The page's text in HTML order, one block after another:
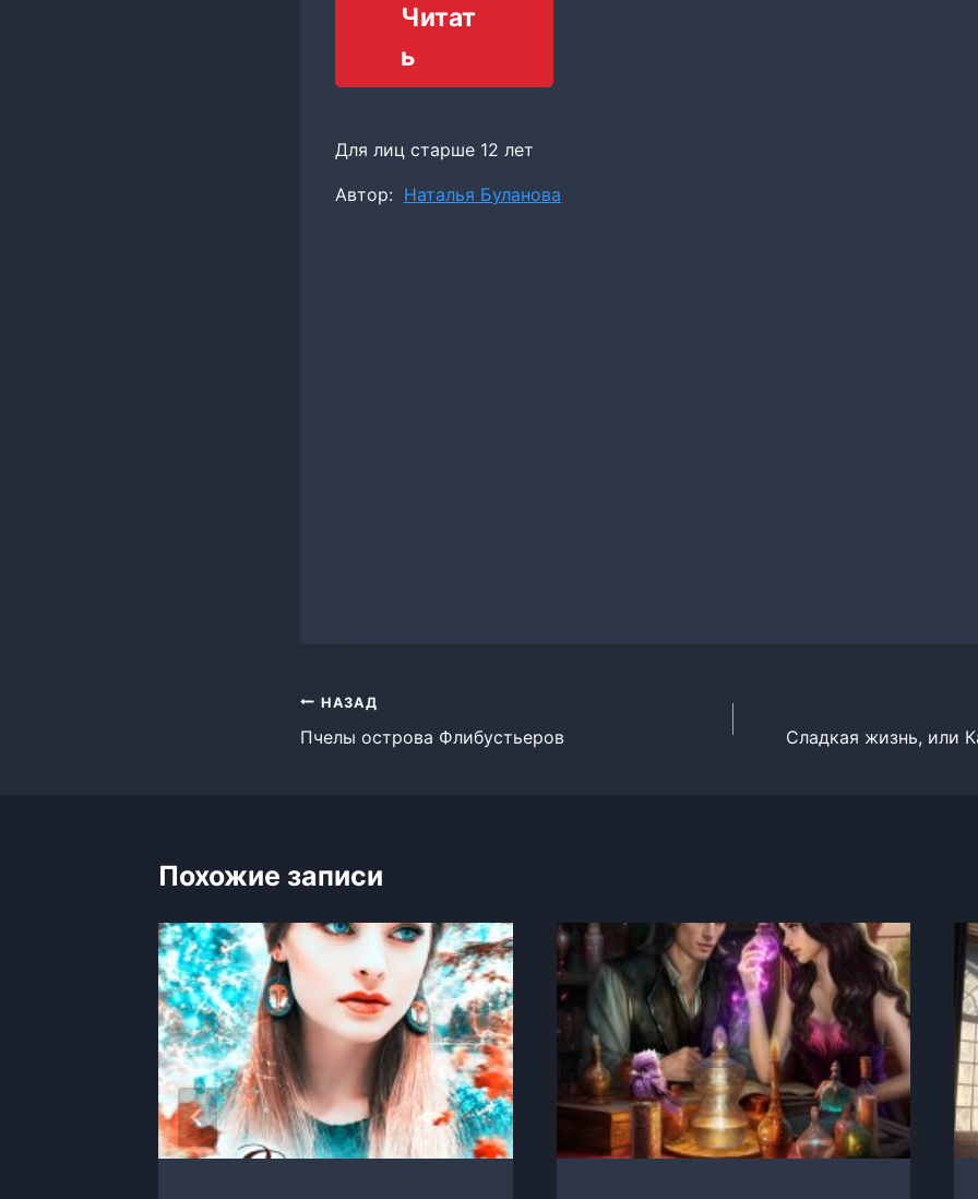
Читат
ь
Для лиц старше 12 лет
Метки
Автор: Наталья Буланова
Навигация
по
НАЗАД
Пчелы острова Флибустьеров Сладкая жизнь, или
Похожие записи